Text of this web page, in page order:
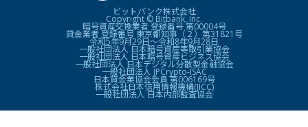
ビットバンク株式会社
Copyright © Bitbank, Inc.
暗号資産交換業者 登録番号 第00004号
貸金業者 登録番号 東京都知事（２）第31821号
令和5年9月29日〜令和8年9月28日
一般社団法人 日本暗号資産等取引業協会
一般社団法人 日本暗号資産ビジネス協会
一般社団法人 日本デジタル分散型金融協会
一般社団法人 JPCrypto-ISAC
日本貸金業協会会員 第006169号
株式会社日本信用情報機構(JICC)
一般社団法人 日本内部監査協会